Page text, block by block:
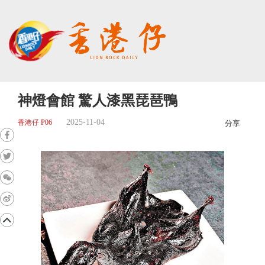
神燈會館 驚人漆黑琵琶鴨
香港仔 P06 2025-11-04 分享